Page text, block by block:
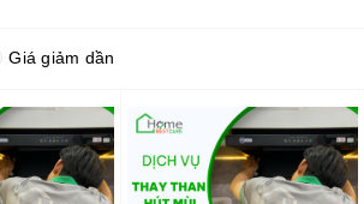
Giá giảm dần